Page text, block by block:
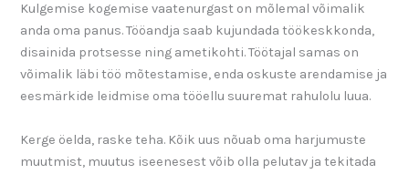
Kulgemise kogemise vaatenurgast on mõlemal võimalik
anda oma panus. Tööandja saab kujundada töökeskkonda,
disainida protsesse ning ametikohti. Töötajal samas on
võimalik läbi töö mõtestamise, enda oskuste arendamise ja
eesmärkide leidmise oma tööellu suuremat rahulolu luua.
Kerge öelda, raske teha. Kõik uus nõuab oma harjumuste
muutmist, muutus iseenesest võib olla pelutav ja tekitada